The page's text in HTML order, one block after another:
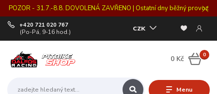
POZOR - 31.7.-8.8. DOVOLENÁ ZAVŘENO | Ostatní dny běžný provoz
Menu
CZK
+420 721 020 767
(Po-Pá, 9-16 hod.)
0
0 Kč